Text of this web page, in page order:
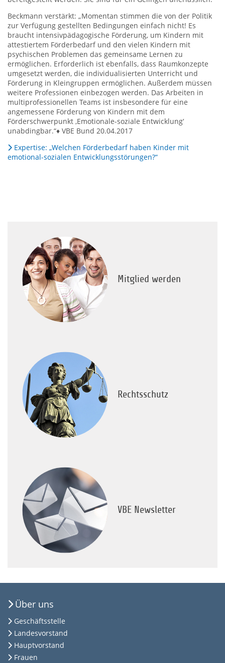
Beckmann verstärkt: „Momentan stimmen die von der Politik
zur Verfügung gestellten Bedingungen einfach nicht! Es
braucht intensivpädagogische Förderung, um Kindern mit
attestiertem Förderbedarf und den vielen Kindern mit
psychischen Problemen das gemeinsame Lernen zu
ermöglichen. Erforderlich ist ebenfalls, dass Raumkonzepte
umgesetzt werden, die individualisierten Unterricht und
Förderung in Kleingruppen ermöglichen. Außerdem müssen
weitere Professionen einbezogen werden. Das Arbeiten in
multiprofessionellen Teams ist insbesondere für eine
angemessene Förderung von Kindern mit dem
Förderschwerpunkt ‚Emotionale-soziale Entwicklung‘
unabdingbar.“♦ VBE Bund 20.04.2017
Expertise: „Welchen Förderbedarf haben Kinder mit
emotional-sozialen Entwicklungsstörungen?“
Mitglied werden
Rechtsschutz
VBE Newsletter
Über uns
Geschäftsstelle
Landesvorstand
Hauptvorstand
Frauen